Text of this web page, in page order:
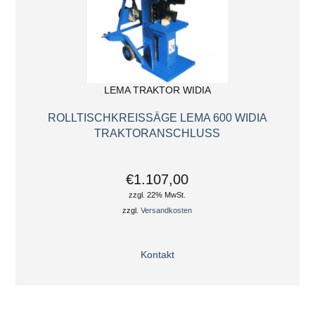
LEMA TRAKTOR WIDIA
ROLLTISCHKREISSÄGE LEMA 600 WIDIA
TRAKTORANSCHLUSS
€1.107,00
zzgl. 22% MwSt.
zzgl.Versandkosten
Kontakt